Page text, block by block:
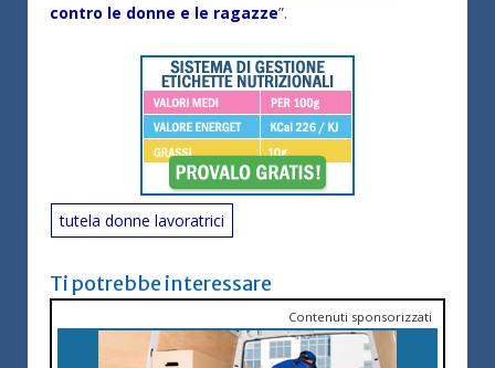
contro le donne e le ragazze”.
tutela donne lavoratrici
Ti potrebbe interessare
Contenuti sponsorizzati